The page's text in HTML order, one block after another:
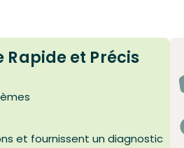
et Précis
et fournissent un diagnostic